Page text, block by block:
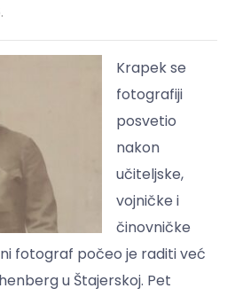
Krapek se
fotografiji
posvetio
nakon
učiteljske,
vojničke i
činovničke
fotograf počeo je raditi već
u Štajerskoj. Pet